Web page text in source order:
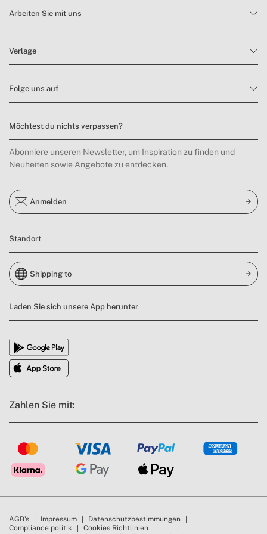
Arbeiten Sie mit uns
Verlage
Folge uns auf
Möchtest du nichts verpassen?
Abonniere unseren Newsletter, um Inspiration zu finden und
Neuheiten sowie Angebote zu entdecken.
Anmelden
Standort
Shipping to
Laden Sie sich unsere App herunter
Zahlen Sie mit:
AGB's Impressum
Datenschutzbestimmungen
Compliance politik
Cookies Richtlinien